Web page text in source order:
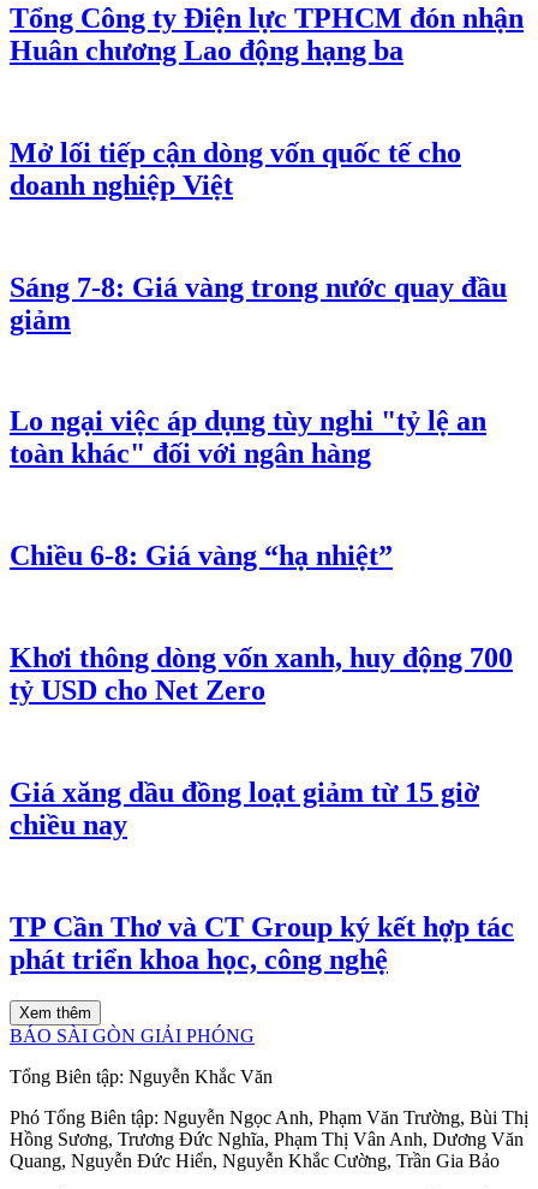
Tổng Công ty Điện lực TPHCM đón nhận
Huân chương Lao động hạng ba
Mở lối tiếp cận dòng vốn quốc tế cho
doanh nghiệp Việt
Sáng 7-8: Giá vàng trong nước quay đầu
giảm
Lo ngại việc áp dụng tùy nghi "tỷ lệ an
toàn khác" đối với ngân hàng
Chiều 6-8: Giá vàng “hạ nhiệt”
Khơi thông dòng vốn xanh, huy động 700
tỷ USD cho Net Zero
Giá xăng dầu đồng loạt giảm từ 15 giờ
chiều nay
TP Cần Thơ và CT Group ký kết hợp tác
phát triển khoa học, công nghệ
Xem thêm
BÁO SÀI GÒN GIẢI PHÓNG
Tổng Biên tập: Nguyễn Khắc Văn
Phó Tổng Biên tập: Nguyễn Ngọc Anh, Phạm Văn Trường, Bùi Thị
Hồng Sương, Trương Đức Nghĩa, Phạm Thị Vân Anh, Dương Văn
Quang, Nguyễn Đức Hiển, Nguyễn Khắc Cường, Trần Gia Bảo